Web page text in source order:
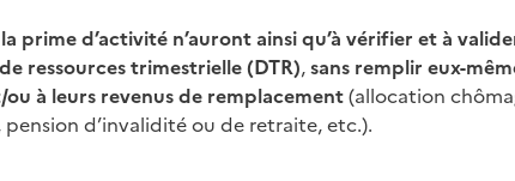
prime d’activité n’auront ainsi qu’à vérifier et à
ressources trimestrielle (DTR),sans remplir eux-
à leurs revenus de remplacement(allocation
d’invalidité ou de retraite, etc.).